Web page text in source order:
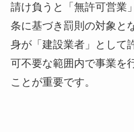
請け負うと「無許可営業
条に基づき罰則の対象と
身が「建設業者」として
可不要な範囲内で事業を
ことが重要です。